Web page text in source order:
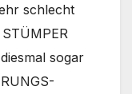
schlecht
sogar